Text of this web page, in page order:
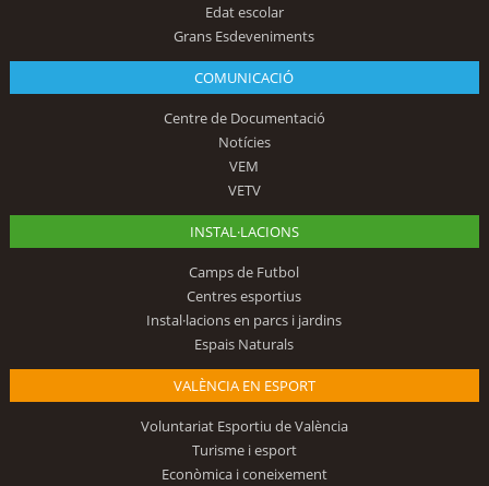
Edat escolar
Grans Esdeveniments
COMUNICACIÓ
Centre de Documentació
Notícies
VEM
VETV
INSTAL·LACIONS
Camps de Futbol
Centres esportius
Instal·lacions en parcs i jardins
Espais Naturals
VALÈNCIA EN ESPORT
Voluntariat Esportiu de València
Turisme i esport
Econòmica i coneixement